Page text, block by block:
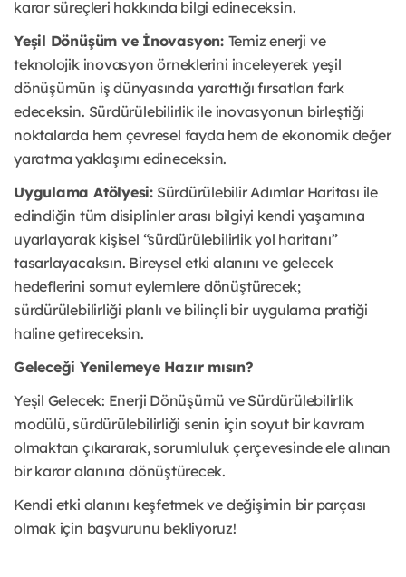
karar süreçleri hakkında bilgi edineceksin.
Yeşil Dönüşüm ve İnovasyon: Temiz enerji ve
teknolojik inovasyon örneklerini inceleyerek yeşil
dönüşümün iş dünyasında yarattığı fırsatları fark
edeceksin. Sürdürülebilirlik ile inovasyonun birleştiği
noktalarda hem çevresel fayda hem de ekonomik değer
yaratma yaklaşımı edineceksin.
Uygulama Atölyesi:Sürdürülebilir Adımlar Haritası ile
edindiğin tüm disiplinler arası bilgiyi kendi yaşamına
uyarlayarak kişisel “sürdürülebilirlik yol haritanı”
tasarlayacaksın. Bireysel etki alanını ve gelecek
hedeflerini somut eylemlere dönüştürecek;
sürdürülebilirliği planlı ve bilinçli bir uygulama pratiği
haline getireceksin.
Geleceği Yenilemeye Hazır mısın?
Yeşil Gelecek: Enerji Dönüşümü ve Sürdürülebilirlik
modülü, sürdürülebilirliği senin için soyut bir kavram
olmaktan çıkararak, sorumluluk çerçevesinde ele alınan
bir karar alanına dönüştürecek.
Kendi etki alanını keşfetmek ve değişimin bir parçası
olmak için başvurunu bekliyoruz!